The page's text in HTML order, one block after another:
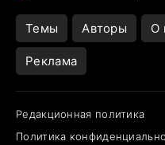
Темы Авторы О
Реклама
Редакционная политика
Политика